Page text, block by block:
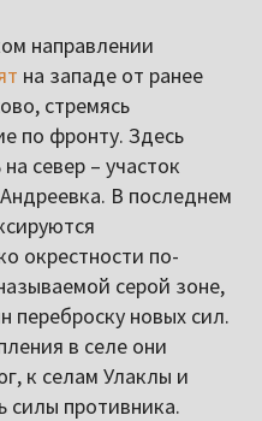
направлении
на западе от ранее
стремясь
по фронту. Здесь
север – участок
В последнем
окрестности по-
серой зоне,
переброску новых сил.
в селе они
к селам Улаклы и
силы противника.